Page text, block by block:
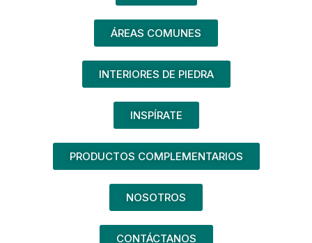
ÁREAS COMUNES
INTERIORES DE PIEDRA
INSPÍRATE
PRODUCTOS COMPLEMENTARIOS
NOSOTROS
CONTÁCTANOS